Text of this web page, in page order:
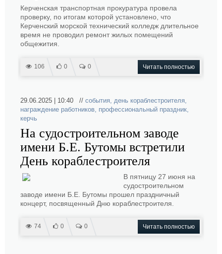
Керченская транспортная прокуратура провела
проверку, по итогам которой установлено, что
Керченский морской технический колледж длительное
время не проводил ремонт жилых помещений
общежития.
106 0 0 Читать полностью
29.06.2025 | 10:40 // события, день кораблестроителя,
награждение работников, профессиональный праздник,
керчь
На судостроительном заводе
имени Б.Е. Бутомы встретили
День кораблестроителя
В пятницу 27 июня на
судостроительном
заводе имени Б.Е. Бутомы прошел праздничный
концерт, посвященный Дню кораблестроителя.
74 0 0 Читать полностью